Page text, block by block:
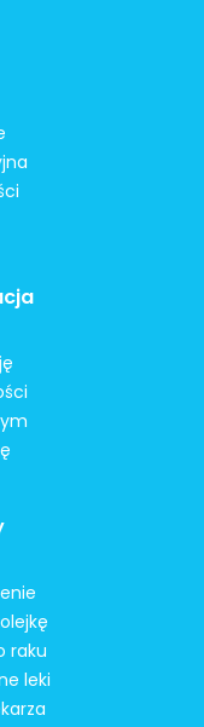
raku
leki